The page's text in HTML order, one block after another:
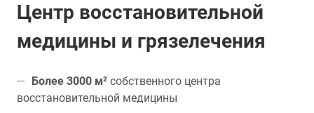
Центр восстановительной
медицины и грязелечения
Более 3000 м² собственного центра
восстановительной медицины